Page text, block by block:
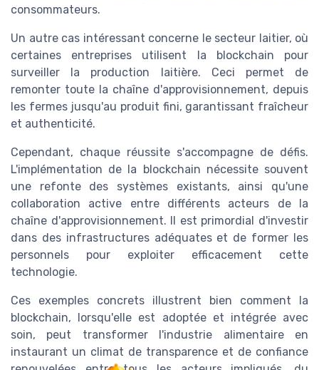
consommateurs.
Un autre cas intéressant concerne le secteur laitier, où
certaines entreprises utilisent la blockchain pour
surveiller la production laitière. Ceci permet de
remonter toute la chaîne d'approvisionnement, depuis
les fermes jusqu'au produit fini, garantissant fraîcheur
et authenticité.
Cependant, chaque réussite s'accompagne de défis.
L'implémentation de la blockchain nécessite souvent
une refonte des systèmes existants, ainsi qu'une
collaboration active entre différents acteurs de la
chaîne d'approvisionnement. Il est primordial d'investir
dans des infrastructures adéquates et de former les
personnels pour exploiter efficacement cette
technologie.
Ces exemples concrets illustrent bien comment la
blockchain, lorsqu'elle est adoptée et intégrée avec
soin, peut transformer l'industrie alimentaire en
instaurant un climat de transparence et de confiance